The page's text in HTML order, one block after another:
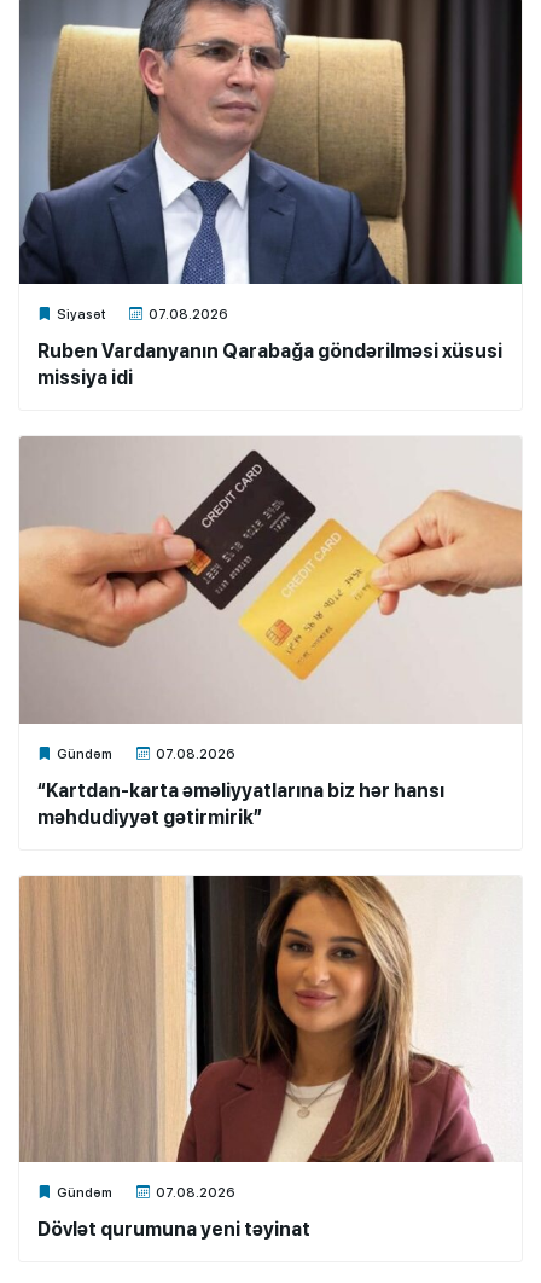
Siyasət 07.08.2026
Xalq.Online
Ruben Vardanyanın Qarabağa göndərilməsi xüsusi
missiya idi
Gündəm 07.08.2026
Xalq.Online
“Kartdan-karta əməliyyatlarına biz hər hansı
məhdudiyyət gətirmirik”
Gündəm 07.08.2026
Xalq.Online
Dövlət qurumuna yeni təyinat